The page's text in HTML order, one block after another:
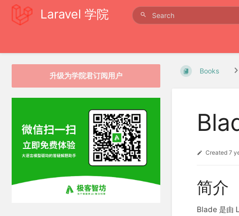
Laravel 学院
Books
Created 7
简介
Blade 是由
升级为学院君订阅用户